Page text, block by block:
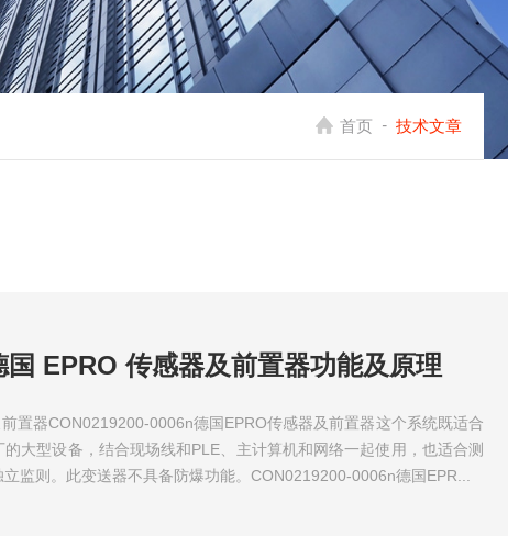
首页 - 技术文章
国 EPRO 传感器及前置器功能及原理
置器CON0219200-0006n德国EPRO传感器及前置器这个系统既适合
大型设备，结合现场线和PLE、主计算机和网络一起使用，也适合测
监则。此变送器不具备防爆功能。CON0219200-0006n德国EPR...